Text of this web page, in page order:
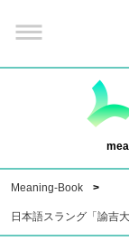
Meaning-Book
日本語スラング「諭吉